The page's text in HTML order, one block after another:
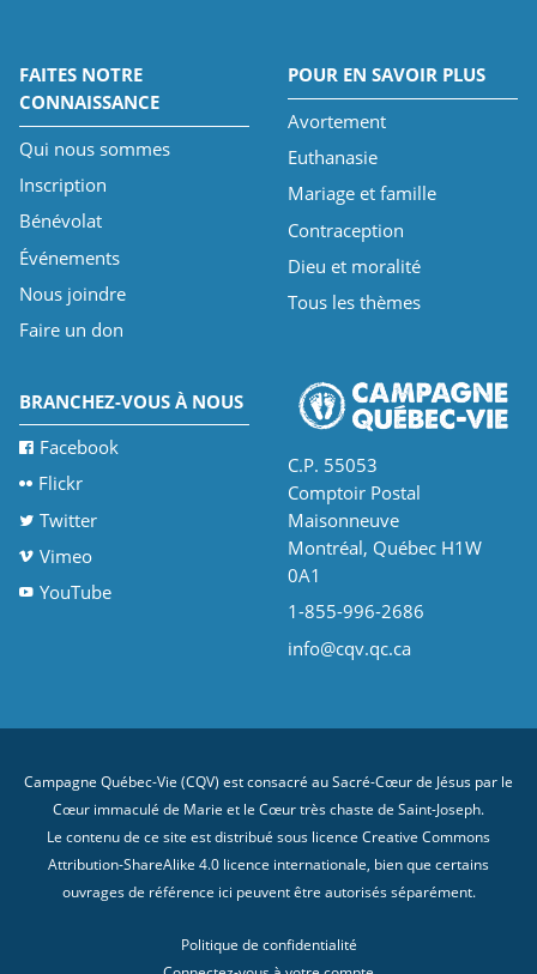
FAITES NOTRE
CONNAISSANCE
Qui nous sommes
Inscription
Bénévolat
Événements
Nous joindre
Faire un don
POUR EN SAVOIR PLUS
Avortement
Euthanasie
Mariage et famille
Contraception
Dieu et moralité
Tous les thèmes
BRANCHEZ-VOUS À NOUS
Facebook
Flickr
Twitter
Vimeo
YouTube
C.P. 55053
Comptoir Postal
Maisonneuve
Montréal, Québec H1W
0A1
1-855-996-2686
info@cqv.qc.ca
Campagne Québec-Vie (CQV) est consacré au Sacré-Cœur de Jésus par le
Cœur immaculé de Marie et le Cœur très chaste de Saint-Joseph.
Le contenu de ce site est distribué sous licence Creative Commons
Attribution-ShareAlike 4.0 licence internationale , bien que certains
ouvrages de référence ici peuvent être autorisés séparément.
Politique de confidentialité